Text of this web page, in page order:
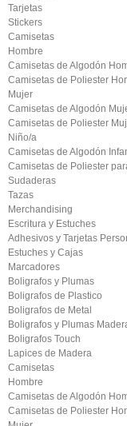
Tarjetas
Stickers
Camisetas
Hombre
Camisetas de Algodón
Camisetas de Poliester
Mujer
Camisetas de Algodón
Camisetas de Poliester
Niño/a
Camisetas de Algodón
Camisetas de Poliester
Sudaderas
Tazas
Merchandising
Escritura y Estuches
Adhesivos y Tarjetas
Estuches y Cajas
Marcadores
Boligrafos y Plumas
Boligrafos de Plastico
Boligrafos de Metal
Boligrafos y Plumas
Boligrafos Touch
Lapices de Madera
Camisetas
Hombre
Camisetas de Algodón
Camisetas de Poliester